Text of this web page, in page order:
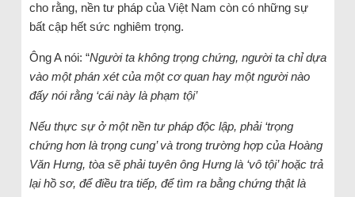
cho rằng, nền tư pháp của Việt Nam còn có những sự
bất cập hết sức nghiêm trọng.
Ông A nói: “Người ta không trọng chứng, người ta chỉ dựa
vào một phán xét của một cơ quan hay một người nào
đấy nói rằng ‘cái này là phạm tội’
Nếu thực sự ở một nền tư pháp độc lập, phải ‘trọng
chứng hơn là trọng cung’ và trong trường hợp của Hoàng
Văn Hưng, tòa sẽ phải tuyên ông Hưng là ‘vô tội’ hoặc trả
lại hồ sơ, để điều tra tiếp, để tìm ra bằng chứng thật là